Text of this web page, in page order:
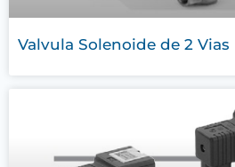
Valvula Solenoide de 2 Vias